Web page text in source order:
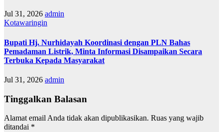
Jul 31, 2026 admin
Kotawaringin
Bupati Hj. Nurhidayah Koordinasi dengan PLN Bahas
Pemadaman Listrik, Minta Informasi Disampaikan Secara
Terbuka Kepada Masyarakat
Jul 31, 2026 admin
Tinggalkan Balasan
Alamat email Anda tidak akan dipublikasikan. Ruas yang wajib
ditandai *